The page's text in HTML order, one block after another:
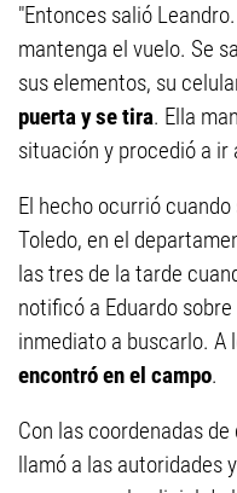
"Entonces salió
mantenga el vuelo. Se
sus elementos, su
puerta y se tira. Ella
situación y procedió a ir
El hecho ocurrió
Toledo, en el
las tres de la tarde
notificó a Eduardo
inmediato a buscarlo. A
encontró en el campo.
Con las coordenadas
llamó a las autoridades